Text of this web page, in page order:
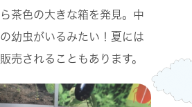
茶色の大きな箱を発見。中
幼虫がいるみたい！夏には
売されることもあります。